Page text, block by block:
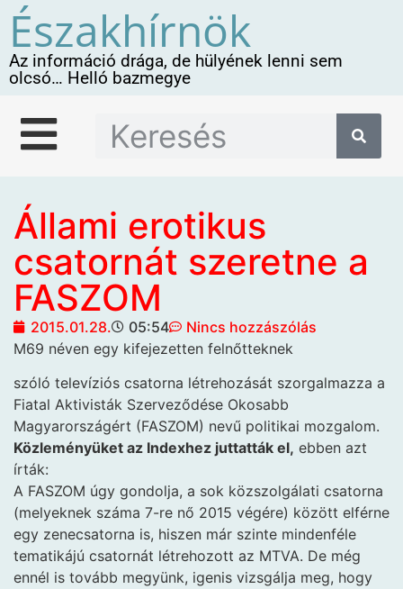
Északhírnök
Az információ drága, de hülyének lenni sem
olcsó… Helló bazmegye
Állami erotikus
csatornát szeretne a
FASZOM
2015.01.28. 05:54
Nincs hozzászólás
M69 néven egy kifejezetten felnőtteknek
szóló televíziós csatorna létrehozását szorgalmazza a
Fiatal Aktivisták Szerveződése Okosabb
Magyarországért (FASZOM) nevű politikai mozgalom.
Közleményüket az Indexhez juttatták el, ebben azt
írták:
A FASZOM úgy gondolja, a sok közszolgálati csatorna
(melyeknek száma 7-re nő 2015 végére) között elférne
egy zenecsatorna is, hiszen már szinte mindenféle
tematikájú csatornát létrehozott az MTVA. De még
ennél is tovább megyünk, igenis vizsgálja meg, hogy